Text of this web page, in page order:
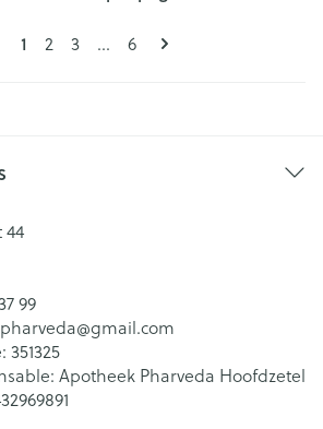
Pages
Vous lisez actuellement la page
1 Page
2 Page
3 ... Page
6
44
99
gmail.com
351325
Apotheek Pharveda Hoofdzetel